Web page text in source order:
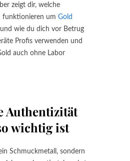
zeigt dir, welche
funktionieren um Gold
wie du dich vor Betrug
Profis verwenden und
auch ohne Labor
Authentizität
wichtig ist
Schmuckmetall, sondern